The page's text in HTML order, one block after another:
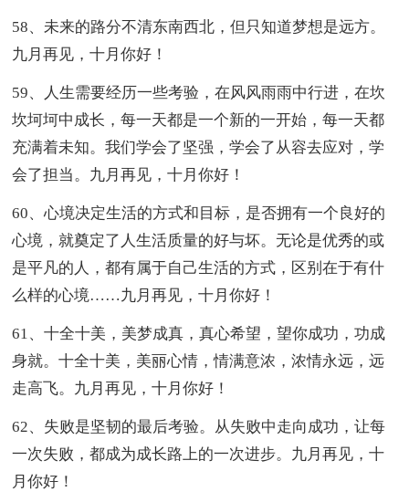
58、未来的路分不清东南西北，但只知道梦想是远方。
九月再见，十月你好！
59、人生需要经历一些考验，在风风雨雨中行进，在坎
坎坷坷中成长，每一天都是一个新的一开始，每一天都
充满着未知。我们学会了坚强，学会了从容去应对，学
会了担当。九月再见，十月你好！
60、心境决定生活的方式和目标，是否拥有一个良好的
心境，就奠定了人生活质量的好与坏。无论是优秀的或
是平凡的人，都有属于自己生活的方式，区别在于有什
么样的心境……九月再见，十月你好！
61、十全十美，美梦成真，真心希望，望你成功，功成
身就。十全十美，美丽心情，情满意浓，浓情永远，远
走高飞。九月再见，十月你好！
62、失败是坚韧的最后考验。从失败中走向成功，让每
一次失败，都成为成长路上的一次进步。九月再见，十
月你好！